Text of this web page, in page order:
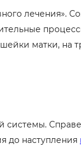
лечения».
матки, на
системы.
до наступления